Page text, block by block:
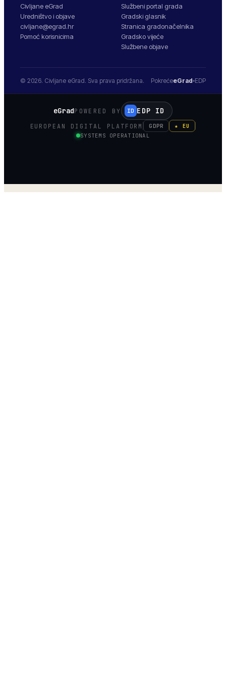
Civljane eGrad
Uredništvo i objave
civljane@egrad.hr
Pomoć korisnicima
Službeni portal grada
Gradski glasnik
Stranica gradonačelnika
Gradsko vijeće
Službene objave
© 2026. Civljane eGrad. Sva prava pridržana. PokrećeeGrad EDP
eGradPOWERED BY ID EDP ID
EUROPEAN DIGITAL PLATFORM GDPR
★ EU
SYSTEMS OPERATIONAL